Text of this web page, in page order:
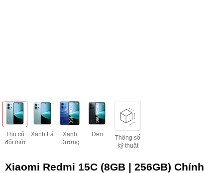
Thu cũ
đổi mới
Xanh Lá
Xanh
Dương
Đen
Thông số
kỹ thuật
Xiaomi Redmi 15C (8GB | 256GB) Chính